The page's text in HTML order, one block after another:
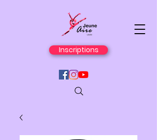
Inscriptions